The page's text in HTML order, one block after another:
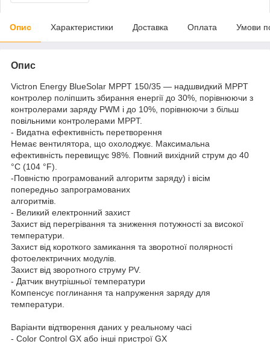
Опис Характеристики Доставка Оплата Умови
Опис
Victron Energy BlueSolar MPPT 150/35 — надшвидкий MPPT
контролер поліпшить збирання енергії до 30%, порівнюючи з
контролерами заряду PWM і до 10%, порівнюючи з більш
повільними контролерами MPPT.
- Видатна ефективність перетворення
Немає вентилятора, що охолоджує. Максимальна
ефективність перевищує 98%. Повний вихідний струм до 40
°C (104 °F).
-Повністю програмований алгоритм заряду) і вісім
попередньо запрограмованих
алгоритмів.
- Великий електронний захист
Захист від перегрівання та зниження потужності за високої
температури.
Захист від короткого замикання та зворотної полярності
фотоелектричних модулів.
Захист від зворотного струму PV.
- Датчик внутрішньої температури
Компенсує поглинання та напруження заряду для
температури.
Варіанти відтворення даних у реальному часі
- Color Control GX або інші пристрої GX